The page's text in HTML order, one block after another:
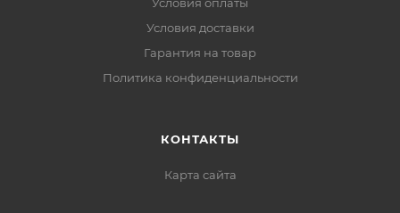
Условия оплаты
Условия доставки
Гарантия на товар
Политика конфиденциальности
КОНТАКТЫ
Карта сайта